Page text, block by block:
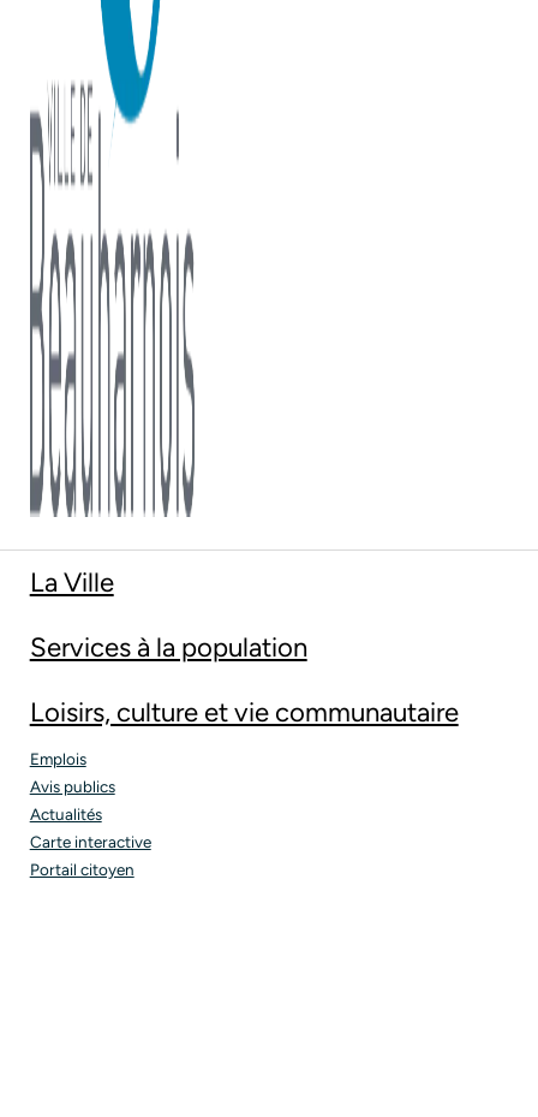
La Ville
Services à la population
Loisirs, culture et vie communautaire
Emplois
Avis publics
Actualités
Carte interactive
Portail citoyen